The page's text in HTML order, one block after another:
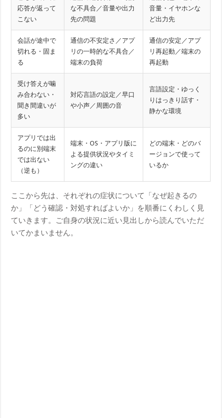
応答が返って
こない
な不具合／音量や出力
先の問題
音量・イヤホンな
ど出力先
会話が途中で
切れる・固ま
る
通信の不安定さ／アプ
リの一時的な不具合／
端末の負荷
通信の安定／アプ
リ再起動／端末の
再起動
受け答えが噛
み合わない・
聞き間違いが
多い
対応言語の設定／早口
や小声／周囲の音
言語設定・ゆっく
りはっきり話す・
静かな環境
アプリでは出
るのに別端末
では出ない
（逆も）
端末・OS・アプリ版に
よる提供状況やタイミ
ングの違い
どの端末・どのバ
ージョンで使って
いるか
ここから先は、それぞれの症状について「なぜ起きるの
か」「どう確認・対処すればよいか」を順番にくわしく見
ていきます。ご自身の状況に近い見出しから読んでいただ
いてかまいません。